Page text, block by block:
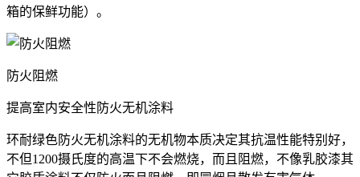
箱的保鲜功能）。
防火阻燃
提高室内安全性防火无机涂料
环耐绿色防火无机涂料的无机物本质决定其抗温性能特别好，
不但1200摄氏度的高温下不会燃烧，而且阻燃，不像乳胶漆其